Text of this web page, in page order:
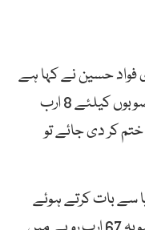
فواد حسین نے کہا ہے
کہ حکومت پنجاب تین میٹرو بس منصوبوں کیلئے 8 ارب
کر دی جائے تو
سے بات کرتے ہوئے